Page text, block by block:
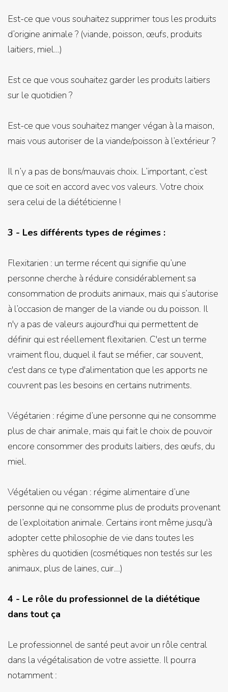
Est-ce que vous souhaitez supprimer tous les produits
d’origine animale ? (viande, poisson, œufs, produits
laitiers, miel…)
Est ce que vous souhaitez garder les produits laitiers
sur le quotidien ?
Est-ce que vous souhaitez manger végan à la maison,
mais vous autoriser de la viande/poisson à l’extérieur ?
Il n’y a pas de bons/mauvais choix. L’important, c’est
que ce soit en accord avec vos valeurs. Votre choix
sera celui de la diététicienne !
3 - Les différents types de régimes :
Flexitarien : un terme récent qui signifie qu’une
personne cherche à réduire considérablement sa
consommation de produits animaux, mais qui s’autorise
à l’occasion de manger de la viande ou du poisson. Il
n'y a pas de valeurs aujourd'hui qui permettent de
définir qui est réellement flexitarien. C'est un terme
vraiment flou, duquel il faut se méfier, car souvent,
c'est dans ce type d'alimentation que les apports ne
couvrent pas les besoins en certains nutriments.
Végétarien : régime d’une personne qui ne consomme
plus de chair animale, mais qui fait le choix de pouvoir
encore consommer des produits laitiers, des œufs, du
miel.
Végétalien ou végan : régime alimentaire d’une
personne qui ne consomme plus de produits provenant
de l’exploitation animale. Certains iront même jusqu'à
adopter cette philosophie de vie dans toutes les
sphères du quotidien (cosmétiques non testés sur les
animaux, plus de laines, cuir...)
4 - Le rôle du professionnel de la diététique
dans tout ça
Le professionnel de santé peut avoir un rôle central
dans la végétalisation de votre assiette. Il pourra
notamment :